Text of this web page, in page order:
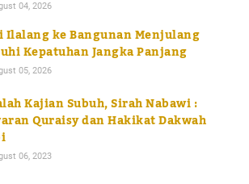
04, 2026
Ilalang ke Bangunan Menjulang
Kepatuhan Jangka Panjang
05, 2026
Kajian Subuh, Sirah Nabawi :
Quraisy dan Hakikat Dakwah
06, 2023